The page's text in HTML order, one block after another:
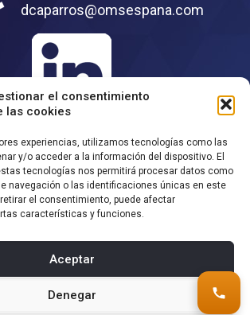
el consentimiento
las cookies
experiencias, utilizamos tecnologías como las
y/o acceder a la información del dispositivo. El
tecnologías nos permitirá procesar datos como
navegación o las identificaciones únicas en este
el consentimiento, puede afectar
características y funciones.
Aceptar
Denegar
dcaparros@omsespana.com
eficiencia-maquinaria/